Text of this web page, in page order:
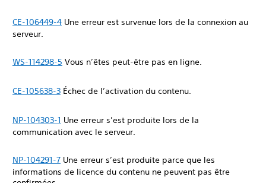
CE-106449-4 Une erreur est survenue lors de la connexion au
serveur.
WS-114298-5 Vous n’êtes peut-être pas en ligne.
CE-105638-3 Échec de l’activation du contenu.
NP-104303-1 Une erreur s’est produite lors de la
communication avec le serveur.
NP-104291-7 Une erreur s’est produite parce que les
informations de licence du contenu ne peuvent pas être